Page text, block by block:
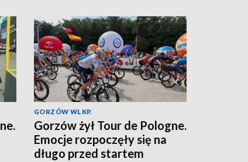
GORZÓW WLKP.
Gorzów żył Tour de Pologne.
Emocje rozpoczęły się na
długo przed startem